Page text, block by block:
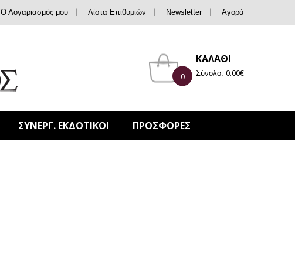
Ο Λογαριασμός μου Λίστα Επιθυμιών Newsletter Αγορά
ΚΑΛΑΘΙ
0 Σύνολο: 0.00€
ΣΥΝΕΡΓ. ΕΚΔΟΤΙΚΟΙ ΠΡΟΣΦΟΡΕΣ